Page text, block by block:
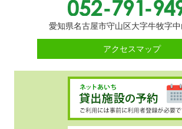
愛知県名古屋市守山区大字牛牧字
アクセスマップ